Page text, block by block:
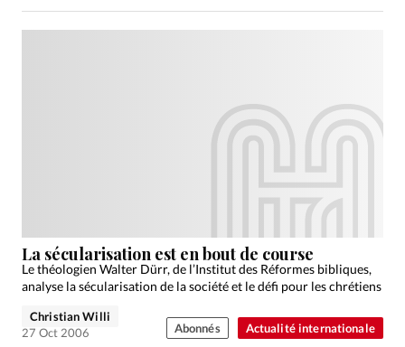
Actualité internationale
La sécularisation est en bout de course
Le théologien Walter Dürr, de l’Institut des Réformes bibliques,
analyse la sécularisation de la société et le défi pour les chrétiens
Christian Willi
27 Oct 2006
Abonnés